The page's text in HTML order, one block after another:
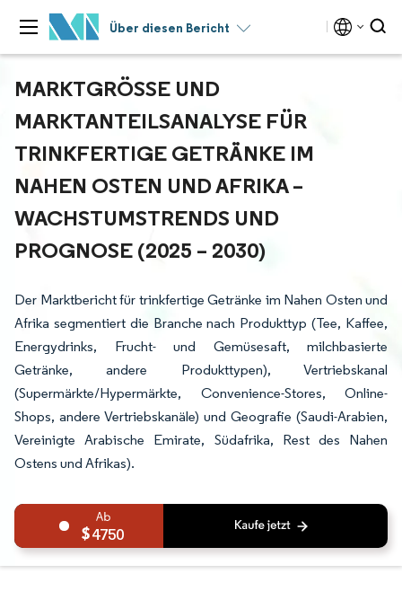
Über diesen Bericht
MARKTGRÖSSE UND M
ARKTANTEILSANALYSE FÜR T
RINKFERTIGE GETRÄNKE IM N
AHEN OSTEN UND AFRIKA – W
ACHSTUMSTRENDS UND P
ROGNOSE (2025 – 2030)
Der Marktbericht für trinkfertige Getränke im Nahen Osten und
Afrika segmentiert die Branche nach Produkttyp (Tee, Kaffee,
Energydrinks, Frucht- und Gemüsesaft, milchbasierte
Getränke, andere Produkttypen), Vertriebskanal
(Supermärkte/Hypermärkte, Convenience-Stores, Online-
Shops, andere Vertriebskanäle) und Geografie (Saudi-Arabien,
Vereinigte Arabische Emirate, Südafrika, Rest des Nahen
Ostens und Afrikas).
4750